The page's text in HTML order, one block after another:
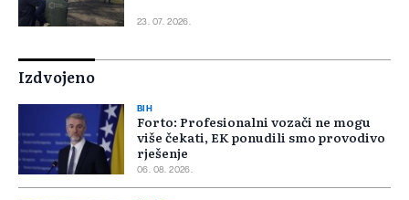
23. 07. 2026.
Izdvojeno
BIH
Forto: Profesionalni vozači ne mogu
više čekati, EK ponudili smo provodivo
rješenje
06. 08. 2026.